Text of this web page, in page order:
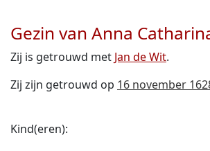
Gezin van Anna
Zij is getrouwd met Jan de Wit.
Zij zijn getrouwd op 16 november
Kind(eren):